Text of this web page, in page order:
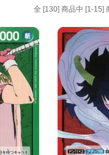
全 [130] 商品中 [1-15]